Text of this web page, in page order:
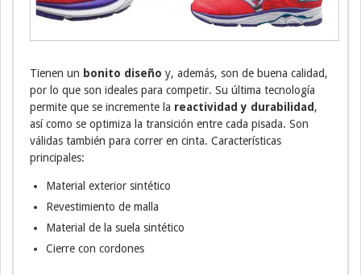
Tienen un bonito diseño y, además, son de buena calidad,
por lo que son ideales para competir. Su última tecnología
permite que se incremente la reactividad y durabilidad,
así como se optimiza la transición entre cada pisada. Son
válidas también para correr en cinta. Características
principales:
Material exterior sintético
Revestimiento de malla
Material de la suela sintético
Cierre con cordones